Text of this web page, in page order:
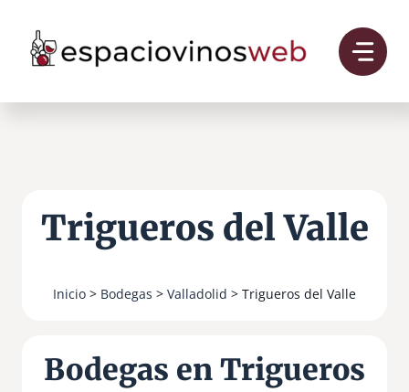
contenido
Trigueros del Valle
Inicio > Bodegas > Valladolid > Trigueros del Valle
Bodegas en Trigueros